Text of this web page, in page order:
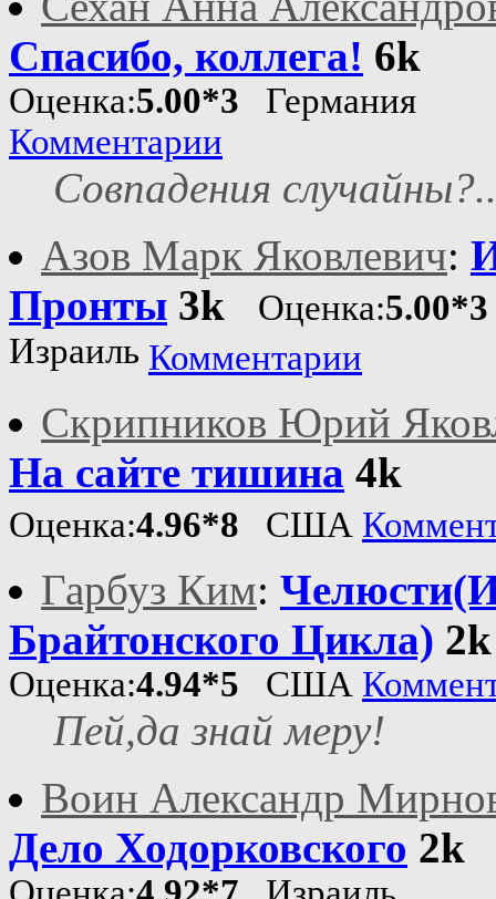
Спасибо, коллега! 6k
Оценка:5.00*3 Германия
Комментарии
Совпадения случайны?..
Азов Марк Яковлевич:
Пронты 3k Оценка:5.00*3
Израиль Комментарии
Скрипников Юрий
На сайте тишина 4k
Оценка:4.96*8 США
Гарбуз Ким:
Брайтонского Цикла) 2k
Оценка:4.94*5 США
Пей,да знай меру!
Воин Александр
Дело Ходорковского 2k